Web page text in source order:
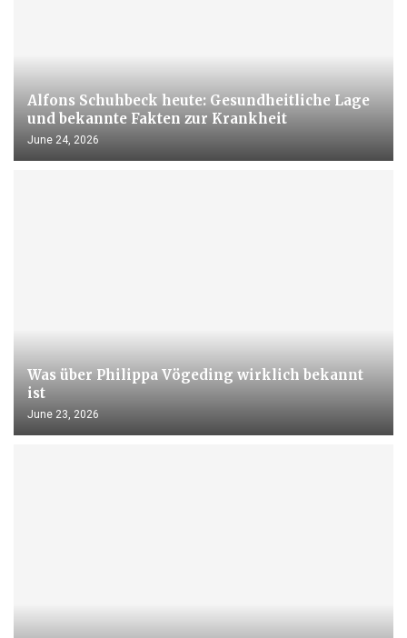
Alfons Schuhbeck heute: Gesundheitliche Lage
und bekannte Fakten zur Krankheit
June 24, 2026
Was über Philippa Vögeding wirklich bekannt
ist
June 23, 2026